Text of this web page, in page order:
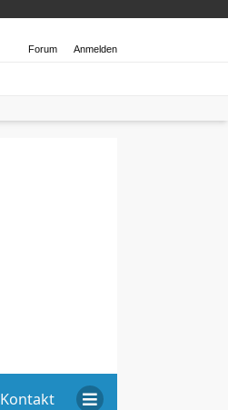
Forum Anmelden
Kontakt